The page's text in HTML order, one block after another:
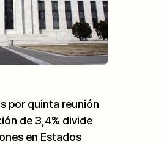
por quinta reunión
de 3,4% divide
en Estados